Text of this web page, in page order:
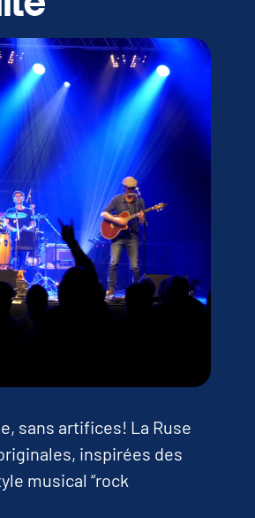
sans artifices! La Ruse
inspirées des
musical “rock